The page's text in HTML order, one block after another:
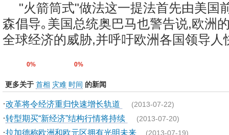
"火箭筒式"做法这一提法首先由美国
森倡导｡美国总统奥巴马也警告说,欧洲
全球经济的威胁,并呼吁欧洲各国领导人
0% 0%
更多关于 首相 灾难 时间 的新闻
·改革将令经济重归快速增长轨道 (2013-07-22)
·转型期买“新经济”结构行情将持续 (2013-07-20)
·拉加德称欧洲和欧元区拥有光明未来 (2013-07-19)